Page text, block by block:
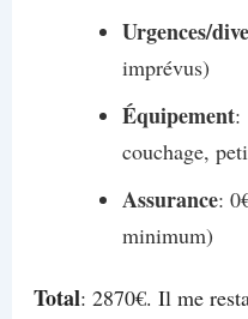
Urgences/
imprévus)
Équipement:
couchage,
Assurance:
minimum)
Total: 2870€. Il me